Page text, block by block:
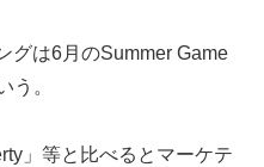
グは6月のSummer Game
う。
」等と比べるとマーケテ